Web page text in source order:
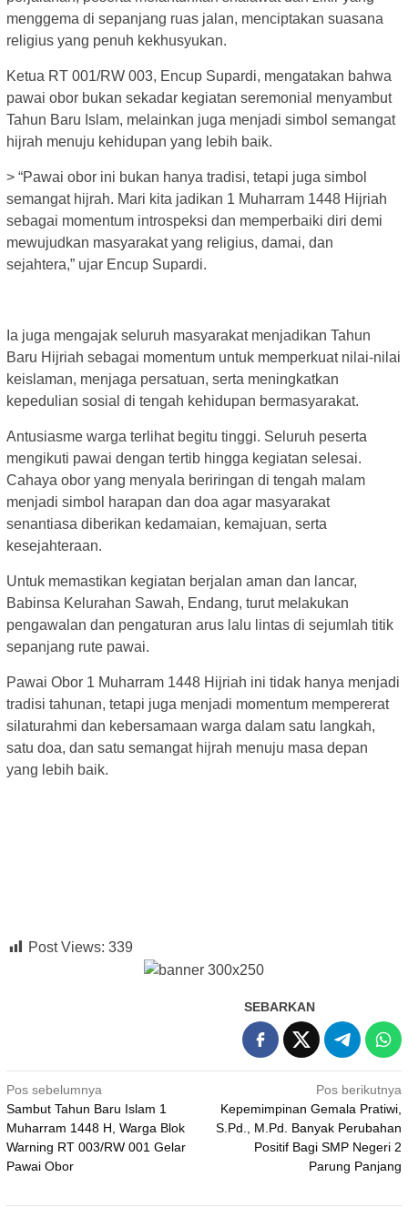
menggema di sepanjang ruas jalan, menciptakan suasana
religius yang penuh kekhusyukan.
Ketua RT 001/RW 003, Encup Supardi, mengatakan bahwa
pawai obor bukan sekadar kegiatan seremonial menyambut
Tahun Baru Islam, melainkan juga menjadi simbol semangat
hijrah menuju kehidupan yang lebih baik.
> “Pawai obor ini bukan hanya tradisi, tetapi juga simbol
semangat hijrah. Mari kita jadikan 1 Muharram 1448 Hijriah
sebagai momentum introspeksi dan memperbaiki diri demi
mewujudkan masyarakat yang religius, damai, dan
sejahtera,” ujar Encup Supardi.
Ia juga mengajak seluruh masyarakat menjadikan Tahun
Baru Hijriah sebagai momentum untuk memperkuat nilai-nilai
keislaman, menjaga persatuan, serta meningkatkan
kepedulian sosial di tengah kehidupan bermasyarakat.
Antusiasme warga terlihat begitu tinggi. Seluruh peserta
mengikuti pawai dengan tertib hingga kegiatan selesai.
Cahaya obor yang menyala beriringan di tengah malam
menjadi simbol harapan dan doa agar masyarakat
senantiasa diberikan kedamaian, kemajuan, serta
kesejahteraan.
Untuk memastikan kegiatan berjalan aman dan lancar,
Babinsa Kelurahan Sawah, Endang, turut melakukan
pengawalan dan pengaturan arus lalu lintas di sejumlah titik
sepanjang rute pawai.
Pawai Obor 1 Muharram 1448 Hijriah ini tidak hanya menjadi
tradisi tahunan, tetapi juga menjadi momentum mempererat
silaturahmi dan kebersamaan warga dalam satu langkah,
satu doa, dan satu semangat hijrah menuju masa depan
yang lebih baik.
Post Views: 339
SEBARKAN
Navigasi
pos
Pos sebelumnya
Sambut Tahun Baru Islam 1
Muharram 1448 H, Warga Blok
Warning RT 003/RW 001 Gelar
Pawai Obor
Pos berikutnya
Kepemimpinan Gemala Pratiwi,
S.Pd., M.Pd. Banyak Perubahan
Positif Bagi SMP Negeri 2
Parung Panjang